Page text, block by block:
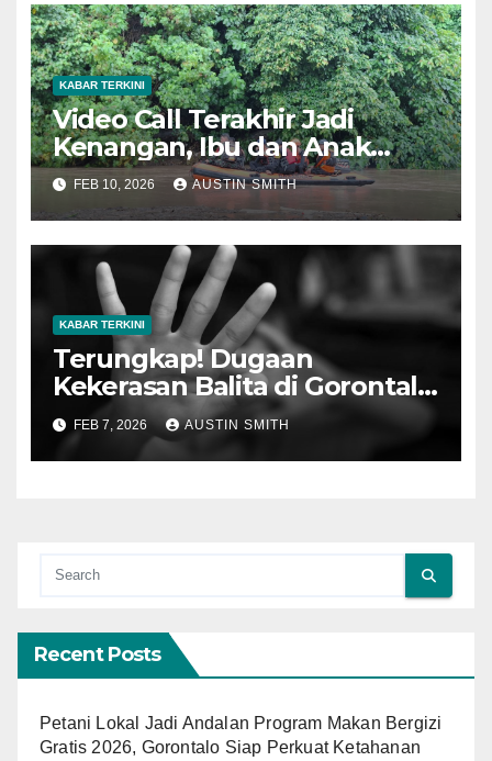
KABAR TERKINI
Video Call Terakhir Jadi
Kenangan, Ibu dan Anak
Hilang di Sungai Paguyaman
Gorontalo
FEB 10, 2026 AUSTIN SMITH
KABAR TERKINI
Terungkap! Dugaan
Kekerasan Balita di Gorontalo
Sudah Lama Diketahui
Keluarga
FEB 7, 2026 AUSTIN SMITH
Recent Posts
Petani Lokal Jadi Andalan Program Makan Bergizi
Gratis 2026, Gorontalo Siap Perkuat Ketahanan